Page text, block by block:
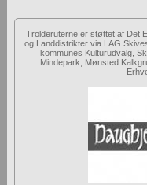
Trolderuterne er støttet af Det
og Landdistrikter via LAG
kommunes Kulturudvalg,
Mindepark, Mønsted